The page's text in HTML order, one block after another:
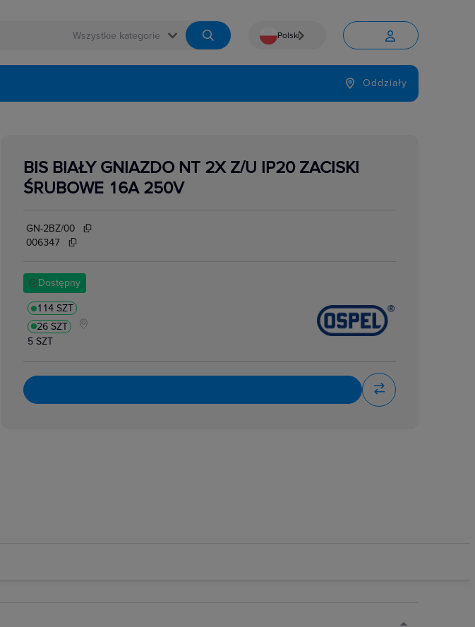
 Polski
Język

Oddziały
BIS BIAŁY GNIAZDO NT 2X Z/U IP20 ZACISKI
ŚRUBOWE 16A 250V
GN-2BZ/00
006347
Dostępny
114 SZT
26 SZT
5 SZT